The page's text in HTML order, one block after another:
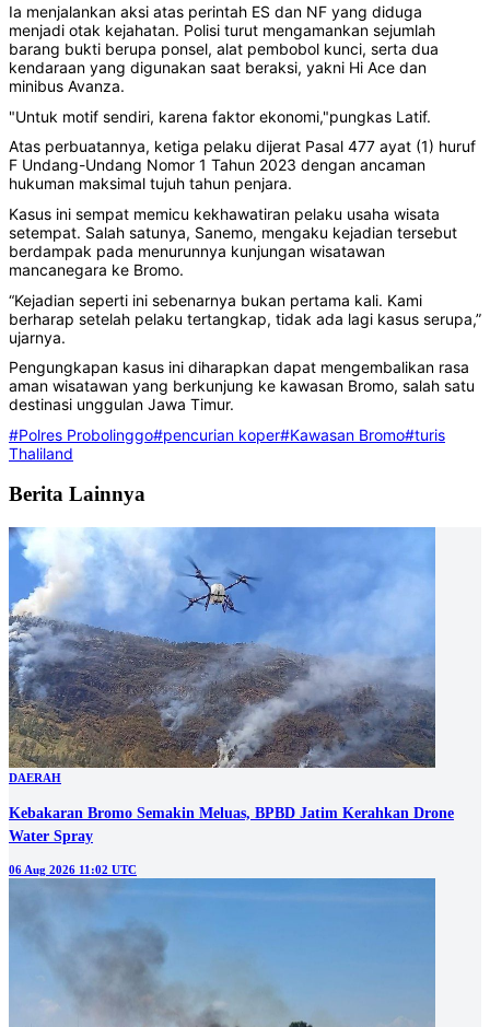
‎Ia menjalankan aksi atas perintah ES dan NF yang diduga
menjadi otak kejahatan. Polisi turut mengamankan sejumlah
barang bukti berupa ponsel, alat pembobol kunci, serta dua
kendaraan yang digunakan saat beraksi, yakni Hi Ace dan
minibus Avanza.
‎"Untuk motif sendiri, karena faktor ekonomi,"pungkas Latif.
‎‎Atas perbuatannya, ketiga pelaku dijerat Pasal 477 ayat (1) huruf
F Undang-Undang Nomor 1 Tahun 2023 dengan ancaman
hukuman maksimal tujuh tahun penjara.
‎‎Kasus ini sempat memicu kekhawatiran pelaku usaha wisata
setempat. Salah satunya, Sanemo, mengaku kejadian tersebut
berdampak pada menurunnya kunjungan wisatawan
mancanegara ke Bromo.
‎‎“Kejadian seperti ini sebenarnya bukan pertama kali. Kami
berharap setelah pelaku tertangkap, tidak ada lagi kasus serupa,”
ujarnya.
‎‎Pengungkapan kasus ini diharapkan dapat mengembalikan rasa
aman wisatawan yang berkunjung ke kawasan Bromo, salah satu
destinasi unggulan Jawa Timur.
#Polres Probolinggo#pencurian koper#Kawasan Bromo#turis
Thaliland
Berita Lainnya
DAERAH
Kebakaran Bromo Semakin Meluas, BPBD Jatim Kerahkan Drone
Water Spray
06 Aug 2026 11:02 UTC